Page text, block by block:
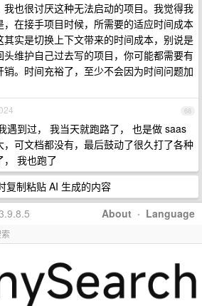
也很讨厌这种无法启动的项目。我觉得我
在接手项目时候，所需要的适应时间成本
实是切换上下文带来的时间成本，别说是
维护自己过去写的项目，你可能都需要有
。时间充裕了，至少不会因为时间问题加
68
遇到过， 我当天就跑路了， 也是做 saas
，可文档都没有，最后鼓动了很久打了各种
， 我也跑了
复制粘贴 AI 生成的内容
About · Language